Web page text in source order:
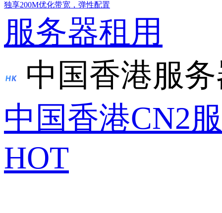
独享200M优化带宽，弹性配置
服务器租用
中国香港服
中国香港CN2
HOT